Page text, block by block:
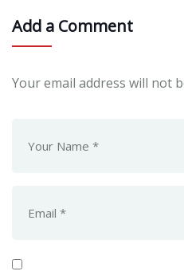
Add a Comment
Your email address will not